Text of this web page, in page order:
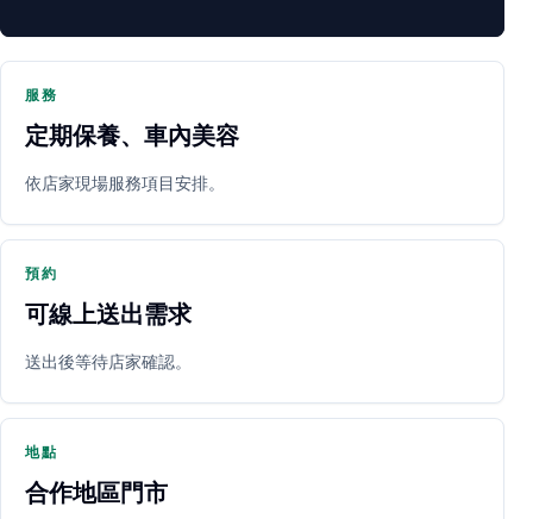
PARTNER SHOP
立即預約 開啟地圖 其他店家
服務
定期保養、車內美容
依店家現場服務項目安排。
預約
可線上送出需求
送出後等待店家確認。
地點
合作地區門市